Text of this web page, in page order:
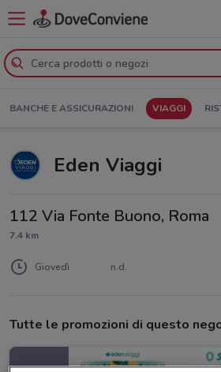
BANCHE E ASSICURAZIONI VIAGGI
Eden Viaggi
112 Via Fonte Buono, Roma
7.4 km
Giovedì n.d.
Tutte le promozioni di questo